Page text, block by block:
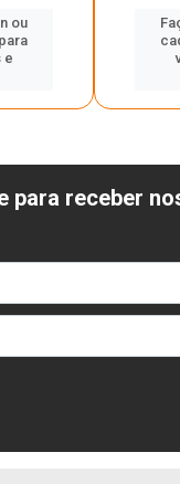
ou
e
para receber